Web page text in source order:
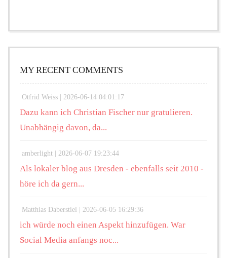
MY RECENT COMMENTS
Otfrid Weiss | 2026-06-14 04:01:17
Dazu kann ich Christian Fischer nur gratulieren.
Unabhängig davon, da...
amberlight | 2026-06-07 19:23:44
Als lokaler blog aus Dresden - ebenfalls seit 2010 -
höre ich da gern...
Matthias Daberstiel | 2026-06-05 16:29:36
ich würde noch einen Aspekt hinzufügen. War
Social Media anfangs noc...